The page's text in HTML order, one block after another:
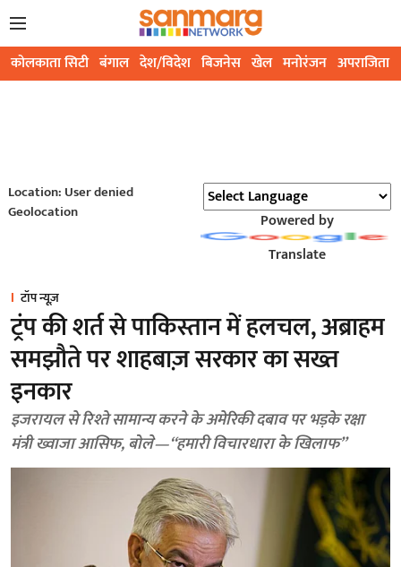
कोलकाता सिटी बंगाल देश/विदेश बिजनेस खेल मनोरंजन अपराजिता
Location: User denied
Geolocation
Powered by
Translate
टॉप न्यूज़
ट्रंप की शर्त से पाकिस्तान में हलचल, अब्राहम
समझौते पर शाहबाज़ सरकार का सख्त
इनकार
इजरायल से रिश्ते सामान्य करने के अमेरिकी दबाव पर भड़के रक्षा
मंत्री ख्वाजा आसिफ, बोले—“हमारी विचारधारा के खिलाफ”